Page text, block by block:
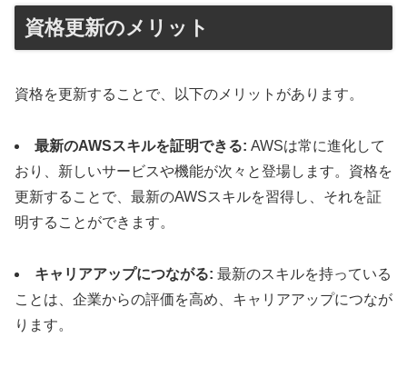
資格更新のメリット
資格を更新することで、以下のメリットがあります。
最新のAWSスキルを証明できる: AWSは常に進化して
おり、新しいサービスや機能が次々と登場します。資格を
更新することで、最新のAWSスキルを習得し、それを証
明することができます。
キャリアアップにつながる: 最新のスキルを持っている
ことは、企業からの評価を高め、キャリアアップにつなが
ります。